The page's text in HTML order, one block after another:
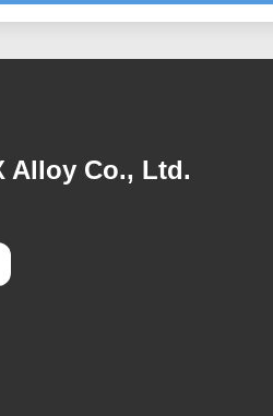
Alloy Co., Ltd.